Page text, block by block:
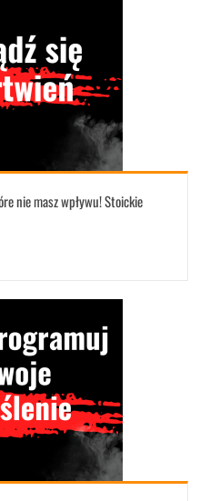
nie masz wpływu! Stoickie